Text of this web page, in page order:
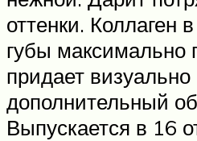
оттенки. Коллаген
губы максимально
придает визуально
дополнительный
Выпускается в 16